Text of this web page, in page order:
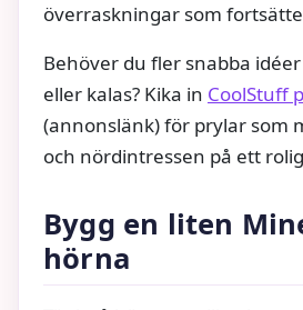
överraskningar som
Behöver du fler snabba
eller kalas? Kika in CoolStuff
(annonslänk) för prylar som
och nördintressen på ett
Bygg en liten
hörna